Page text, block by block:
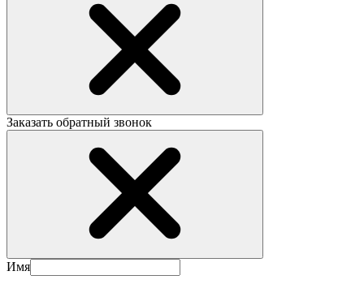
Заказать обратный звонок
Имя